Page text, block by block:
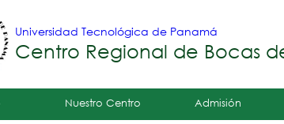
Universidad Tecnológica de Panamá
Centro Regional de Bocas
Nuestro Centro Admisión